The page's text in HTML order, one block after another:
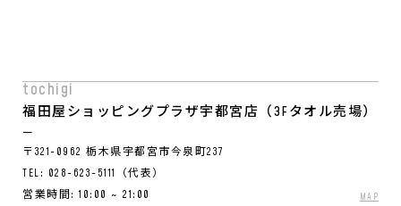
tochigi
福田屋ショッピングプラザ宇都宮店（3Fタオル売場）
〒321-0962 栃木県宇都宮市今泉町237
TEL: 028-623-5111（代表）
営業時間: 10:00 ~ 21:00
MAP